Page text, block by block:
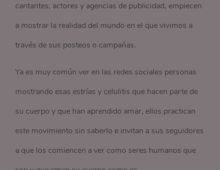
cantantes, actores y agencias de publicidad, empiecen
a mostrar la realidad del mundo en el que vivimos a
través de sus posteos o campañas.
Ya es muy común ver en las redes sociales personas
mostrando esas estrías y celulitis que hacen parte de
su cuerpo y que han aprendido amar, ellos practican
este movimiento sin saberlo e invitan a sus seguidores
a que los comiencen a ver como seres humanos que